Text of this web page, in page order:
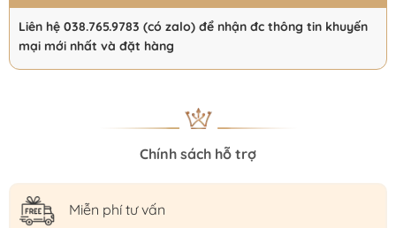
Liên hệ 038.765.9783 (có zalo) để nhận đc thông tin khuyến
mại mới nhất và đặt hàng
Chính sách hỗ trợ
Miễn phí tư vấn